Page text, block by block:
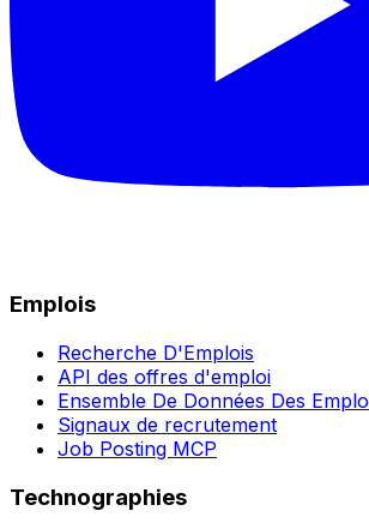
Emplois
Recherche D'Emplois
API des offres d'emploi
Ensemble De Données Des
Signaux de recrutement
Job Posting MCP
Technographies